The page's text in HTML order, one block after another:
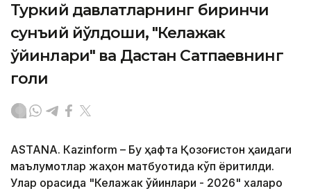
Туркий давлатларнинг биринчи
сунъий йўлдоши, "Келажак
ўйинлари" ва Дастан Сатпаевнинг
голи
ASTANА. Кazinform – Бу ҳафта Қозоғистон ҳақидаги
маълумотлар жаҳон матбуотида кўп ёритилди.
Улар орасида "Келажак ўйинлари - 2026" халқаро